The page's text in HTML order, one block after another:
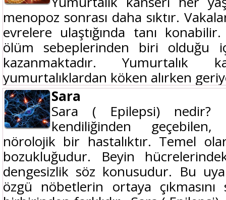
menopoz sonrası daha sıktır.
evrelere ulaştığında tanı
ölüm sebeplerinden biri olduğu
kazanmaktadır. Yumurtalık
yumurtalıklardan köken alırken
Sara
Sara ( Epilepsi) nedir?
kendiliğinden
nörolojik bir hastalıktır. Temel
bozukluğudur. Beyin
dengesizlik söz konusudur. Bu
özgü nöbetlerin ortaya çıkmasını